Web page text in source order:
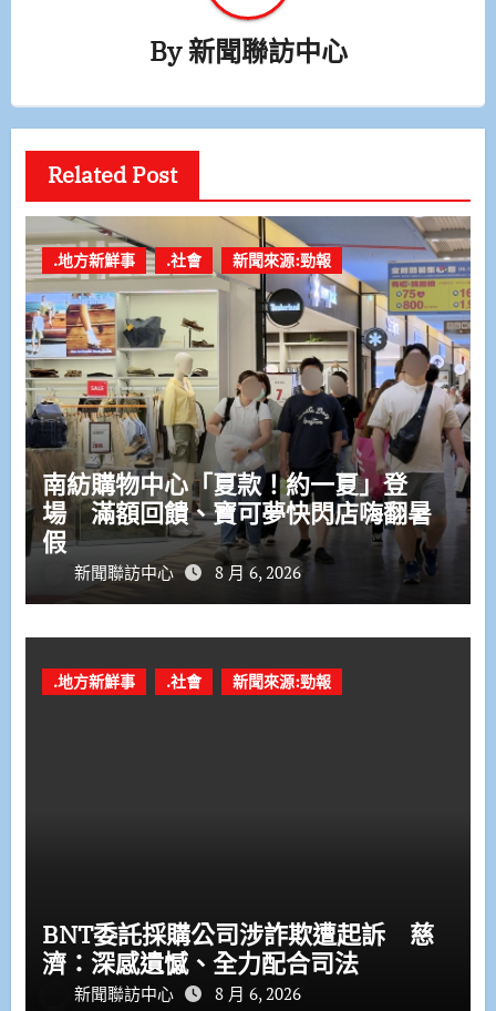
By新聞聯訪中心
Related Post
.地方新鮮事 .社會 新聞來源:勁報
南紡購物中心「夏款！約一夏」登
場 滿額回饋、寶可夢快閃店嗨翻暑
假
新聞聯訪中心 8 月 6, 2026
.地方新鮮事 .社會 新聞來源:勁報
BNT委託採購公司涉詐欺遭起訴 慈
濟：深感遺憾、全力配合司法
新聞聯訪中心 8 月 6, 2026